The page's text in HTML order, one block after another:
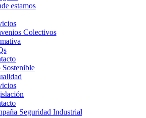
estamos
Colectivos
Seguridad Industrial